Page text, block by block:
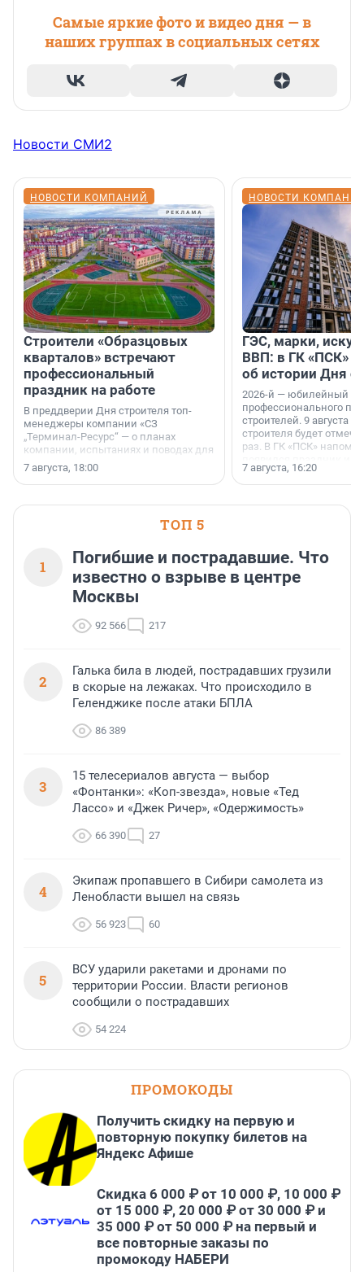
Самые яркие фото и видео дня — в
наших группах в социальных сетях
Новости СМИ2
НОВОСТИ КОМПАНИЙ
Строители «Образцовых
кварталов» встречают
профессиональный
праздник на работе
В преддверии Дня строителя топ-
менеджеры компании «СЗ
„Терминал-Ресурс“ — о планах
компании, испытаниях и поводах для
осторожного оптимизма.
7 августа, 18:00
НОВОСТИ
ГЭС, марки,
ВВП: в ГК «ПСК»
об истории Дня
2026-й — юбилейный
профессионального
строителей. 9 августа
строителя будет
раз. В ГК «ПСК»
поменялась роль
7 августа, 16:20
ТОП 5
1
Погибшие и пострадавшие. Что
известно о взрыве в центре
Москвы
92 566 217
2
Галька била в людей, пострадавших грузили
в скорые на лежаках. Что происходило в
Геленджике после атаки БПЛА
86 389
3
15 телесериалов августа — выбор
«Фонтанки»: «Коп-звезда», новые «Тед
Лассо» и «Джек Ричер», «Одержимость»
66 390 27
4
Экипаж пропавшего в Сибири самолета из
Ленобласти вышел на связь
56 923 60
5
ВСУ ударили ракетами и дронами по
территории России. Власти регионов
сообщили о пострадавших
54 224
ПРОМОКОДЫ
Получить скидку на первую и
повторную покупку билетов на
Яндекс Афише
Скидка 6 000 ₽ от 10 000 ₽, 10 000 ₽
от 15 000 ₽, 20 000 ₽ от 30 000 ₽ и
35 000 ₽ от 50 000 ₽ на первый и
все повторные заказы по
промокоду НАБЕРИ